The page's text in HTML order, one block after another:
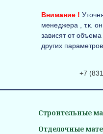
Внимание !
менеджера , т.к.
зависят от
других параметров
Строительные
Отделочные
+7